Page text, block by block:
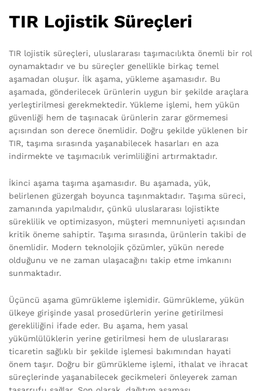
TIR Lojistik Süreçleri
TIR lojistik süreçleri, uluslararası taşımacılıkta önemli bir rol
oynamaktadır ve bu süreçler genellikle birkaç temel
aşamadan oluşur. İlk aşama, yükleme aşamasıdır. Bu
aşamada, gönderilecek ürünlerin uygun bir şekilde araçlara
yerleştirilmesi gerekmektedir. Yükleme işlemi, hem yükün
güvenliği hem de taşınacak ürünlerin zarar görmemesi
açısından son derece önemlidir. Doğru şekilde yüklenen bir
TIR, taşıma sırasında yaşanabilecek hasarları en aza
indirmekte ve taşımacılık verimliliğini artırmaktadır.
İkinci aşama taşıma aşamasıdır. Bu aşamada, yük,
belirlenen güzergah boyunca taşınmaktadır. Taşıma süreci,
zamanında yapılmalıdır, çünkü uluslararası lojistikte
süreklilik ve optimizasyon, müşteri memnuniyeti açısından
kritik öneme sahiptir. Taşıma sırasında, ürünlerin takibi de
önemlidir. Modern teknolojik çözümler, yükün nerede
olduğunu ve ne zaman ulaşacağını takip etme imkanını
sunmaktadır.
Üçüncü aşama gümrükleme işlemidir. Gümrükleme, yükün
ülkeye girişinde yasal prosedürlerin yerine getirilmesi
gerekliliğini ifade eder. Bu aşama, hem yasal
yükümlülüklerin yerine getirilmesi hem de uluslararası
ticaretin sağlıklı bir şekilde işlemesi bakımından hayati
önem taşır. Doğru bir gümrükleme işlemi, ithalat ve ihracat
süreçlerinde yaşanabilecek gecikmeleri önleyerek zaman